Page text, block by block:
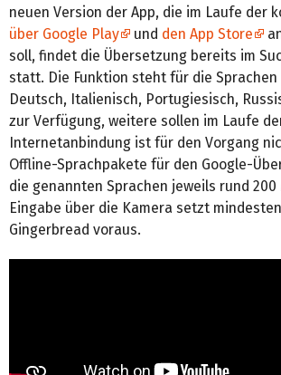
neuen Version der App, die im Laufe der
über Google Play
und den App Store
soll, findet die Übersetzung bereits im
statt. Die Funktion steht für die Sprachen
Deutsch, Italienisch, Portugiesisch,
zur Verfügung, weitere sollen im Laufe
Internetanbindung ist für den Vorgang
Offline-Sprachpakete für den Google-
die genannten Sprachen jeweils rund 200
Eingabe über die Kamera setzt
Gingerbread voraus.